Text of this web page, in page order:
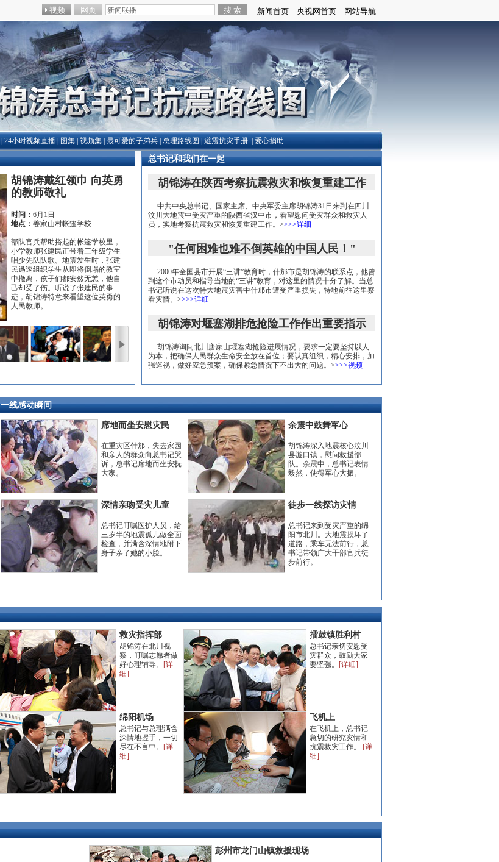
24小时视频直播 图集 视频集 最可爱的子弟兵 总理路线图 避震抗灾手册 爱心捐助
胡锦涛戴红领巾 向英勇
的教师敬礼
时间： 6月1日
地点： 姜家山村帐篷学校
部队官兵帮助搭起的帐篷学校里，
小学教师张建民正带着三年级学生
唱少先队队歌。地震发生时，张建
民迅速组织学生从即将倒塌的教室
中撤离，孩子们都安然无恙，他自
己却受了伤。听说了张建民的事
迹，胡锦涛特意来看望这位英勇的
人民教师。
总书记和我们在一起
胡锦涛在陕西考察抗震救灾和恢复重建工作
中共中央总书记、国家主席、中央军委主席胡锦涛31日来到在四川
汶川大地震中受灾严重的陕西省汉中市，看望慰问受灾群众和救灾人
员，实地考察抗震救灾和恢复重建工作。 >>>>详细
"任何困难也难不倒英雄的中国人民！"
2000年全国县市开展“三讲”教育时，什邡市是胡锦涛的联系点，他曾
到这个市动员和指导当地的“三讲”教育，对这里的情况十分了解。当总
书记听说在这次特大地震灾害中什邡市遭受严重损失，特地前往这里察
看灾情。 >>>>详细
胡锦涛对堰塞湖排危抢险工作作出重要指示
胡锦涛询问北川唐家山堰塞湖抢险进展情况，要求一定要坚持以人
为本，把确保人民群众生命安全放在首位；要认真组织，精心安排，加
强巡视，做好应急预案，确保紧急情况下不出大的问题。 >>>>视频
一线感动瞬间
席地而坐安慰灾民
在重灾区什邡，失去家园
和亲人的群众向总书记哭
诉，总书记席地而坐安抚
大家。
余震中鼓舞军心
胡锦涛深入地震核心汶川
县漩口镇，慰问救援部
队。余震中，总书记表情
毅然，使得军心大振。
深情亲吻受灾儿童
总书记叮嘱医护人员，给
三岁半的地震孤儿做全面
检查，并满含深情地附下
身子亲了她的小脸。
徒步一线探访灾情
总书记来到受灾严重的绵
阳市北川。大地震损坏了
道路，乘车无法前行，总
书记带领广大干部官兵徒
步前行。
救灾指挥部
胡锦涛在北川视
察，叮嘱志愿者做
好心理辅导。 [详
细]
擂鼓镇胜利村
总书记亲切安慰受
灾群众，鼓励大家
要坚强。 [详细]
绵阳机场
总书记与总理满含
深情地握手，一切
尽在不言中。 [详
细]
飞机上
在飞机上，总书记
急切的研究灾情和
抗震救灾工作。 [详
细]
彭州市龙门山镇救援现场